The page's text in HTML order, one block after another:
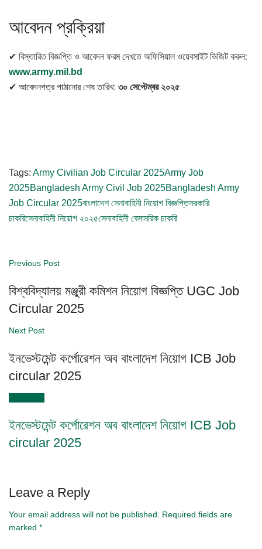
আবেদন প্রক্রিয়া
✔ বিস্তারিত বিজ্ঞপ্তি ও আবেদন ফরম দেখতে অফিসিয়াল ওয়েবসাইট ভিজিট করুন:
www.army.mil.bd
✔ আবেদনপত্র পাঠানোর শেষ তারিখ: ৩০ সেপ্টেম্বর ২০২৫
Tags: Army Civilian Job Circular 2025Army Job
2025Bangladesh Army Civil Job 2025Bangladesh Army
Job Circular 2025বাংলাদেশ সেনাবাহিনী নিয়োগ বিজ্ঞপ্তিসরকারি
চাকরিসেনাবাহিনী নিয়োগ ২০২৫সেনাবাহিনী বেসামরিক চাকরি
Previous Post
বিশ্ববিদ্যালয় মঞ্জুরী কমিশন নিয়োগ বিজ্ঞপ্তি UGC Job
Circular 2025
Next Post
ইনভেস্টমেন্ট কর্পোরেশন অব বাংলাদেশ নিয়োগ ICB Job
circular 2025
ইনভেস্টমেন্ট কর্পোরেশন অব বাংলাদেশ নিয়োগ ICB Job
circular 2025
Leave a Reply
Your email address will not be published. Required fields are
marked *